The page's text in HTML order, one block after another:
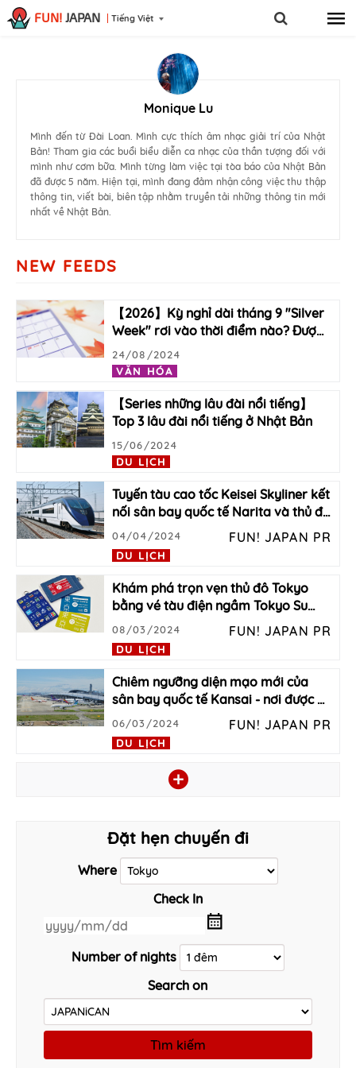
FUN! JAPAN Tiếng Việt
Monique Lu
Mình đến từ Đài Loan. Mình cực thích âm nhạc giải trí của Nhật
Bản! Tham gia các buổi biểu diễn ca nhạc của thần tượng đối với
mình như cơm bữa. Mình từng làm việc tại tòa báo của Nhật Bản
đã được 5 năm. Hiện tại, mình đang đảm nhận công việc thu thập
thông tin, viết bài, biên tập nhằm truyền tải những thông tin mới
nhất về Nhật Bản.
NEW FEEDS
【2026】Kỳ nghỉ dài tháng 9 "Silver
Week" rơi vào thời điểm nào? Đượ…
VĂN HÓA
24/08/2024
【Series những lâu đài nổi tiếng】
Top 3 lâu đài nổi tiếng ở Nhật Bản
DU LỊCH
15/06/2024
Tuyến tàu cao tốc Keisei Skyliner kết
nối sân bay quốc tế Narita và thủ đ…
DU LỊCH
04/04/2024 FUN! JAPAN PR
Khám phá trọn vẹn thủ đô Tokyo
bằng vé tàu điện ngầm Tokyo Su…
DU LỊCH
08/03/2024 FUN! JAPAN PR
Chiêm ngưỡng diện mạo mới của
sân bay quốc tế Kansai - nơi được …
DU LỊCH
06/03/2024 FUN! JAPAN PR
Đặt hẹn chuyến đi
Where
Check In
Number of nights
Search on
Tìm kiếm